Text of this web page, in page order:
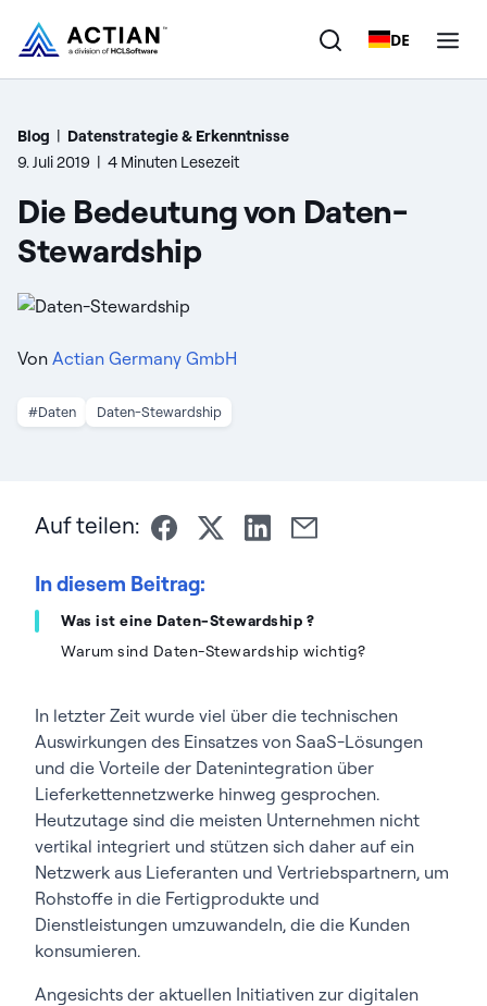
DE
Produkte
Kunden
Unternehmen
Blog | Datenstrategie & Erkenntnisse
9. Juli 2019 | 4 Minuten Lesezeit
Die Bedeutung von Daten-
Stewardship
Von Actian Germany GmbH
#Daten Daten-Stewardship
Auf teilen:
In diesem Beitrag:
Was ist eine Daten-Stewardship ?
Warum sind Daten-Stewardship wichtig?
In letzter Zeit wurde viel über die technischen
Auswirkungen des Einsatzes von SaaS-Lösungen
und die Vorteile der Datenintegration über
Lieferkettennetzwerke hinweg gesprochen.
Heutzutage sind die meisten Unternehmen nicht
vertikal integriert und stützen sich daher auf ein
Netzwerk aus Lieferanten und Vertriebspartnern, um
Rohstoffe in die Fertigprodukte und
Dienstleistungen umzuwandeln, die die Kunden
konsumieren.
Angesichts der aktuellen Initiativen zur digitalen